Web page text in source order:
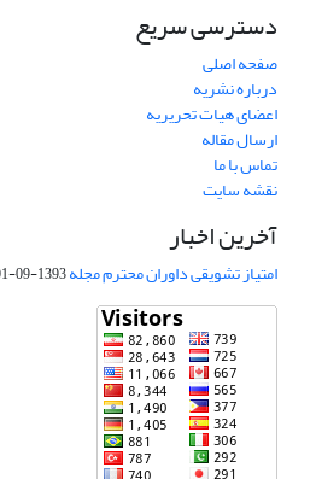
دسترسی سریع
صفحه اصلی
درباره نشریه
اعضای هیات تحریریه
ارسال مقاله
تماس با ما
نقشه سایت
آخرین اخبار
امتیاز تشویقی داوران محترم مجله1393-09-01